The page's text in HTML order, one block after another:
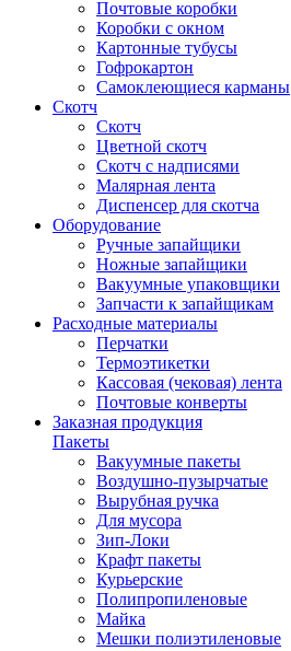
Почтовые коробки
Коробки с окном
Картонные тубусы
Гофрокартон
Самоклеющиеся карманы
Скотч
Скотч
Цветной скотч
Скотч с надписями
Малярная лента
Диспенсер для скотча
Оборудование
Ручные запайщики
Ножные запайщики
Вакуумные упаковщики
Запчасти к запайщикам
Расходные материалы
Перчатки
Термоэтикетки
Кассовая (чековая) лента
Почтовые конверты
Заказная продукция
Пакеты
Вакуумные пакеты
Воздушно-пузырчатые
Вырубная ручка
Для мусора
Зип-Локи
Крафт пакеты
Курьерские
Полипропиленовые
Майка
Мешки полиэтиленовые